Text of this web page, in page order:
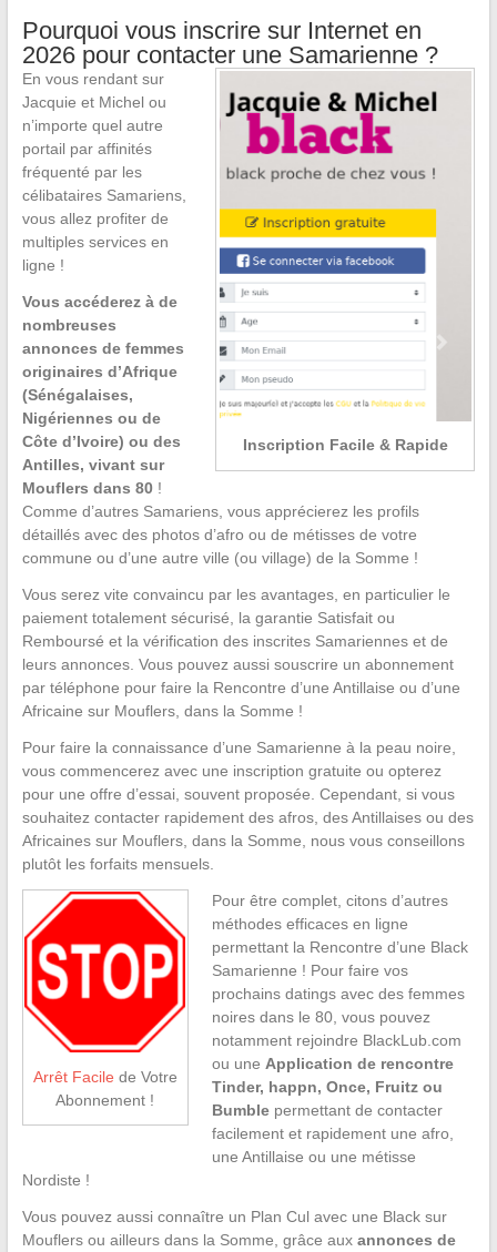
Pourquoi vous inscrire sur Internet en
2026 pour contacter une Samarienne ?
Inscription Facile & Rapide
En vous rendant sur
Jacquie et Michel ou
n’importe quel autre
portail par affinités
fréquenté par les
célibataires Samariens,
vous allez profiter de
multiples services en
ligne !
Vous accéderez à de
nombreuses
annonces de femmes
originaires d’Afrique
(Sénégalaises,
Nigériennes ou de
Côte d’Ivoire) ou des
Antilles, vivant sur
Mouflers dans 80!
Comme d’autres Samariens, vous apprécierez les profils
détaillés avec des photos d’afro ou de métisses de votre
commune ou d’une autre ville (ou village) de la Somme !
Vous serez vite convaincu par les avantages, en particulier le
paiement totalement sécurisé, la garantie Satisfait ou
Remboursé et la vérification des inscrites Samariennes et de
leurs annonces. Vous pouvez aussi souscrire un abonnement
par téléphone pour faire la Rencontre d’une Antillaise ou d’une
Africaine sur Mouflers, dans la Somme !
Pour faire la connaissance d’une Samarienne à la peau noire,
vous commencerez avec une inscription gratuite ou opterez
pour une offre d’essai, souvent proposée. Cependant, si vous
souhaitez contacter rapidement des afros, des Antillaises ou des
Africaines sur Mouflers, dans la Somme, nous vous conseillons
plutôt les forfaits mensuels.
Arrêt Facile de Votre
Abonnement !
Pour être complet, citons d’autres
méthodes efficaces en ligne
permettant la Rencontre d’une Black
Samarienne ! Pour faire vos
prochains datings avec des femmes
noires dans le 80, vous pouvez
notamment rejoindre BlackLub.com
ou une Application de rencontre
Tinder, happn, Once, Fruitz ou
Bumblepermettant de contacter
facilement et rapidement une afro,
une Antillaise ou une métisse
Nordiste !
Vous pouvez aussi connaître un Plan Cul avec une Black sur
Mouflers ou ailleurs dans la Somme, grâce aux annonces de